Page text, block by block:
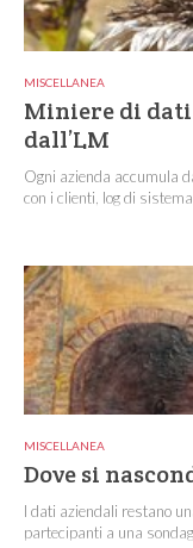
MISCELLANEA
Miniere di
dall’LM
Ogni azienda accumula
con i clienti, log di
MISCELLANEA
Dove si
I dati aziendali restano
partecipanti a una